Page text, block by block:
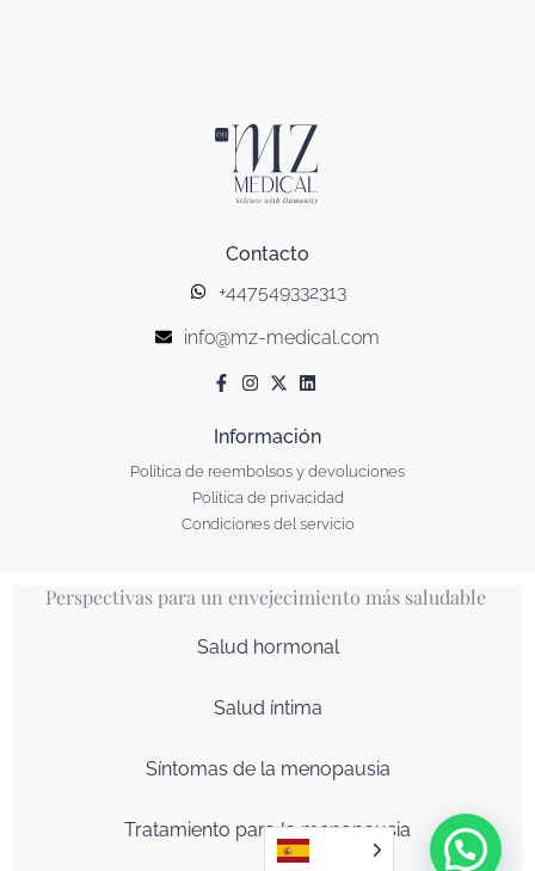
Contacto
+447549332313
info@mz-medical.com
Información
Política de reembolsos y devoluciones
Política de privacidad
Condiciones del servicio
Perspectivas para un envejecimiento más saludable
Salud hormonal
Salud íntima
Síntomas de la menopausia
Tratamiento para la menopausia